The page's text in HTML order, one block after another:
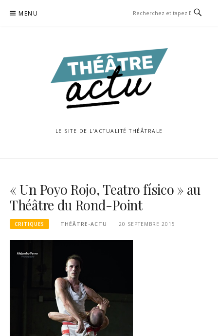
MENU
LE SITE DE L’ACTUALITÉ THÉÂTRALE
« Un Poyo Rojo, Teatro físico » au
Théâtre du Rond-Point
CRITIQUES THÉÂTRE-ACTU 20 SEPTEMBRE 2015